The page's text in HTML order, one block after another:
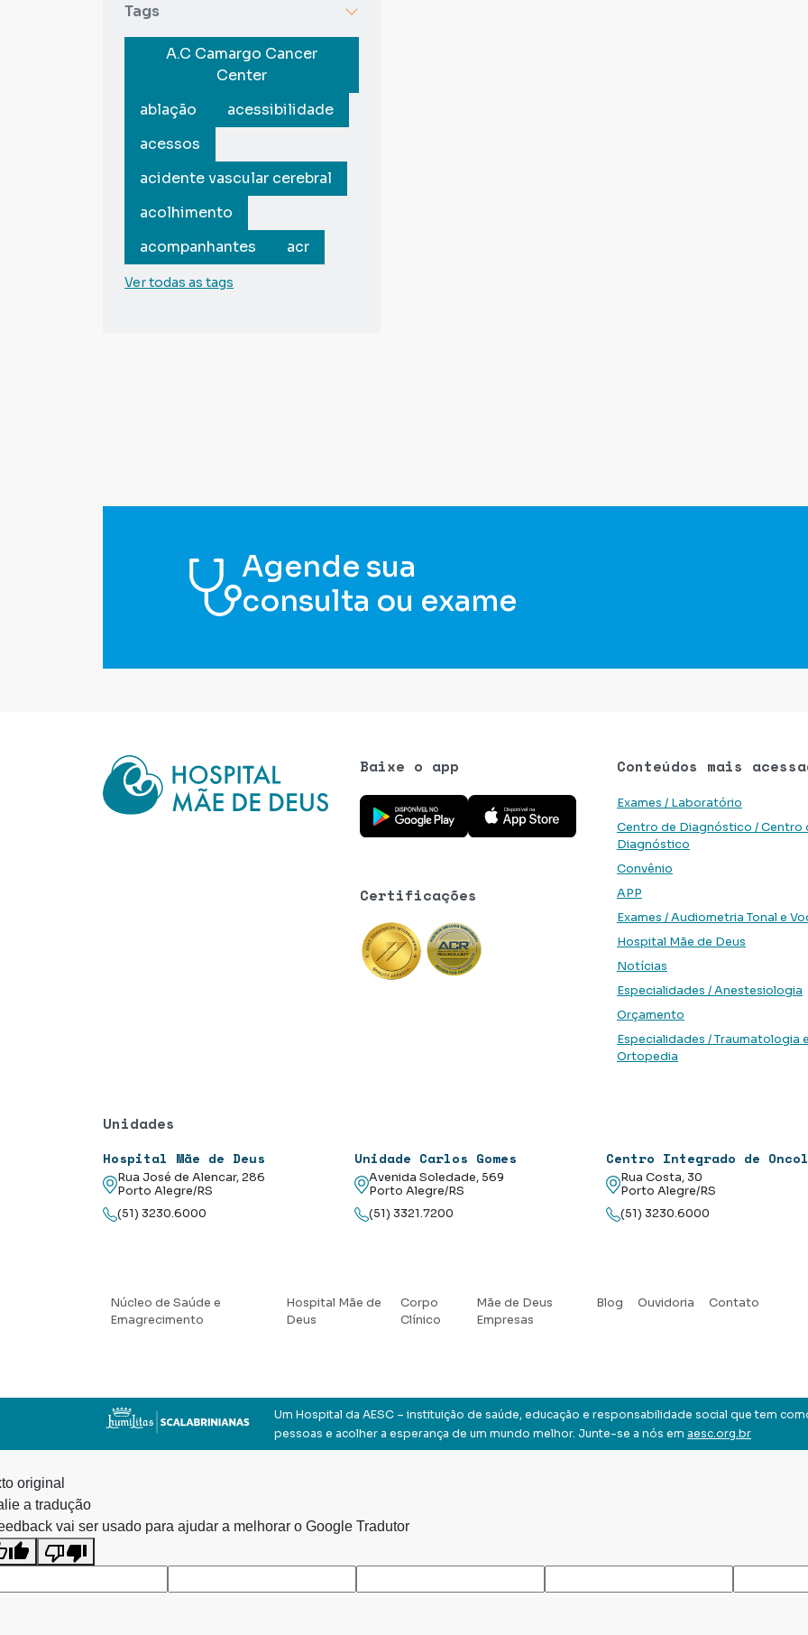
Tags
A.C Camargo Cancer
Center
ablação
acessibilidade
acessos
acidente vascular cerebral
acolhimento
acompanhantes
acr
Ver todas as tags
Agende sua
consulta ou exame
Conteúdos mais
Exames / Laboratório
Centro de Diagnóstico / Centro
Diagnóstico
Convênio
APP
Exames / Audiometria Tonal e
Hospital Mãe de Deus
Notícias
Especialidades / Anestesiologia
Orçamento
Especialidades / Traumatologia e
Ortopedia
Baixe o app
Baixe o aplicativo na Google Play Store
Baixe o aplicativo na App Store
Certificações
Unidades
Hospital Mãe de Deus
Rua José de Alencar, 286
Porto Alegre/RS
(51) 3230.6000
Unidade Carlos Gomes
Avenida Soledade, 569
Porto Alegre/RS
(51) 3321.7200
Centro Integrado de
Rua Costa, 30
Porto Alegre/RS
(51) 3230.6000
Núcleo de Saúde e
Emagrecimento
Hospital Mãe de
Deus
Corpo
Clínico
Mãe de Deus
Empresas
Blog Ouvidoria Contato
Um Hospital da AESC – instituição de saúde, educação e responsabilidade social que tem
pessoas e acolher a esperança de um mundo melhor. Junte-se a nós em aesc.org.br
original
a tradução
vai ser usado para ajudar a melhorar o Google Tradutor